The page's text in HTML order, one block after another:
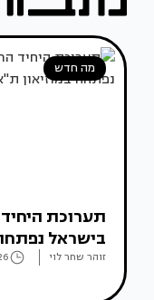
מה חדש
תערוכת
בישראל
זוהר שחר לוי